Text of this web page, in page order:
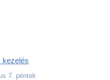
kezelés
7. péntek